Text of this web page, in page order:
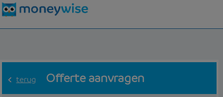
terug Offerte aanvragen